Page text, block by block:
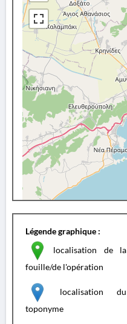
Légende graphique :
localisation de la
fouille/de l'opération
localisation du
toponyme